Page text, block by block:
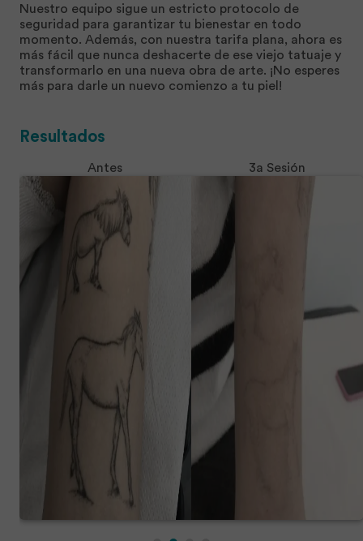
Nuestro equipo sigue un estricto protocolo de
seguridad para garantizar tu bienestar en todo
momento. Además, con nuestra tarifa plana, ahora es
más fácil que nunca deshacerte de ese viejo tatuaje y
transformarlo en una nueva obra de arte. ¡No esperes
más para darle un nuevo comienzo a tu piel!
Resultados
Antes 3a Sesión